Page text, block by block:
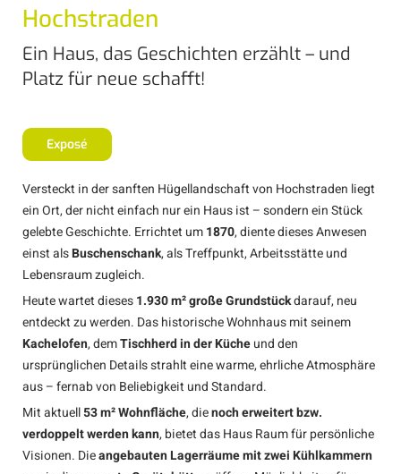
Hochstraden
Ein Haus, das Geschichten erzählt – und
Platz für neue schafft!
Exposé
Versteckt in der sanften Hügellandschaft von Hochstraden liegt
ein Ort, der nicht einfach nur ein Haus ist – sondern ein Stück
gelebte Geschichte. Errichtet um1870, diente dieses Anwesen
einst alsBuschenschank, als Treffpunkt, Arbeitsstätte und
Lebensraum zugleich.
Heute wartet dieses1.930 m² große Grundstückdarauf, neu
entdeckt zu werden. Das historische Wohnhaus mit seinem
Kachelofen, demTischherd in der Kücheund den
ursprünglichen Details strahlt eine warme, ehrliche Atmosphäre
aus – fernab von Beliebigkeit und Standard.
Mit aktuell53 m² Wohnfläche, dienoch erweitert bzw.
verdoppelt werden kann, bietet das Haus Raum für persönliche
Visionen. Dieangebauten Lagerräume mit zwei Kühlkammern